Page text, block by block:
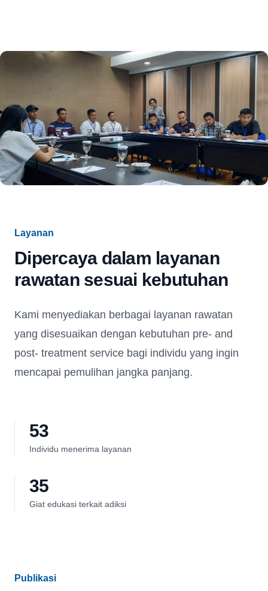
Layanan
Dipercaya dalam layanan
rawatan sesuai kebutuhan
Kami menyediakan berbagai layanan rawatan
yang disesuaikan dengan kebutuhan pre- and
post- treatment service bagi individu yang ingin
mencapai pemulihan jangka panjang.
Individu menerima layanan
53
Giat edukasi terkait adiksi
35
Publikasi